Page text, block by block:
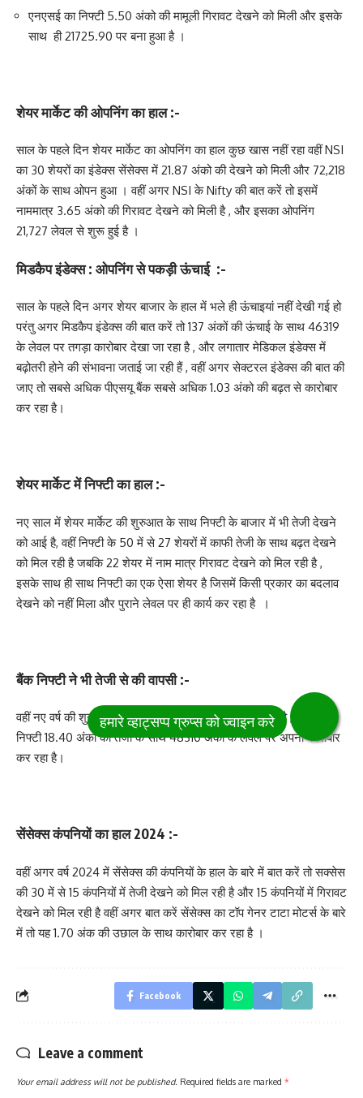
एनएसई का निफ्टी 5.50 अंको की मामूली गिरावट देखने को मिली और इसके
साथ ही 21725.90 पर बना हुआ है ‌।
शेयर मार्केट की ओपनिंग का हाल :-
साल के पहले दिन शेयर मार्केट का ओपनिंग का हाल कुछ खास नहीं रहा वहीं NSI
का 30 शेयरों का इंडेक्स सेंसेक्स में 21.87 अंको की देखने को मिली और 72,218
अंकों के साथ ओपन हुआ । वहीं अगर NSI के Nifty की बात करें तो इसमें
नाममात्र 3.65 अंको की गिरावट देखने को मिली है , और इसका ओपनिंग
21,727 लेवल से शुरू हुई है ।
मिडकैप इंडेक्स : ओपनिंग से पकड़ी ऊंचाई :-
साल के पहले दिन अगर शेयर बाजार के हाल में भले ही ऊंचाइयां नहीं देखी गई हो
परंतु अगर मिडकैप इंडेक्स की बात करें तो 137 अंकों की ऊंचाई के साथ 46319
के लेवल पर तगड़ा कारोबार देखा जा रहा है , और लगातार मेडिकल इंडेक्स में
बढ़ोतरी होने की संभावना जताई जा रही हैं , वहीं अगर सेक्टरल इंडेक्स की बात की
जाए तो सबसे अधिक पीएसयू बैंक सबसे अधिक 1.03 अंको की बढ़त से कारोबार
कर रहा है।
शेयर मार्केट में निफ्टी का हाल :-
नए साल में शेयर मार्केट की शुरुआत के साथ निफ्टी के बाजार में भी तेजी देखने
को आई है, वहीं निफ्टी के 50 में से 27 शेयरों में काफी तेजी के साथ बढ़त देखने
को मिल रही है जबकि 22 शेयर में नाम मात्र गिरावट देखने को मिल रही है ,
इसके साथ ही साथ निफ्टी का एक ऐसा शेयर है जिसमें किसी प्रकार का बदलाव
देखने को नहीं मिला और पुराने लेवल पर ही कार्य कर रहा है ‌ ।
बैंक निफ्टी ने भी तेजी से की वापसी :-
वहीं नए वर्ष की शुरुआती दिन में बैंक निफ्टी भी तेजी से लौट आया है , और बैंक
निफ्टी 18.40 अंकों की तेजी के साथ 48310 अंकों के लेवल पर अपना कारोबार
कर रहा है।
सेंसेक्स कंपनियों का हाल 2024 :-
वहीं अगर वर्ष 2024 में सेंसेक्स की कंपनियों के हाल के बारे में बात करें तो सक्सेस
की 30 में से 15 कंपनियों में तेजी देखने को मिल रही है और 15 कंपनियों में गिरावट
देखने को मिल रही है वहीं अगर बात करें सेंसेक्स का टॉप गेनर टाटा मोटर्स के बारे
में तो यह 1.70 अंक की उछाल के साथ कारोबार कर रहा है ।
Facebook
Leave a comment
Your email address will not be published. Required fields are marked *